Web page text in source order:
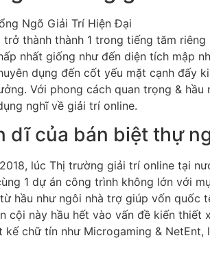
thành thành 1 trong tiếng tăm
nhất giống như đến diện tích mập
dụng đến cốt yếu mặt cạnh đấy
Với phong cách quan trọng &
nghĩ về giải trí online.
dĩ của bán biệt thự
lúc Thị trường giải trí online tại
1 dự án công trình không lớn với
hầu như ngôi nhà trợ giúp vốn quốc
cội này hầu hết vào vấn đề kiến
chữ tín như Microgaming &